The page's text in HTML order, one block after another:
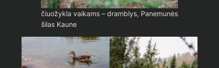
čiuožykla vaikams – dramblys, Panemunės
šilas Kaune